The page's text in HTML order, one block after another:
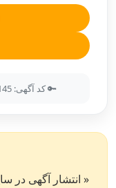
🔑 کد آگهی: 379269029472385766811035408145